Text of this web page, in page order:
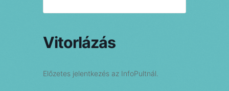
Vitorlázás
Előzetes jelentkezés az InfoPultnál.